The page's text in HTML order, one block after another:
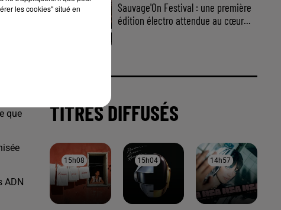
foret
que
ADN
Sauvage'On Festival : une première
édition électro attendue au cœur...
TITRES DIFFUSÉS
15h08
15h08 15h04
15h04 14h57
14h57
les cookies" situé en